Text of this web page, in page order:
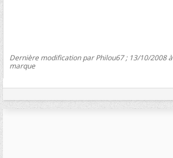
Dernière modification par Philou67 ; 13/10/2008 à
marque